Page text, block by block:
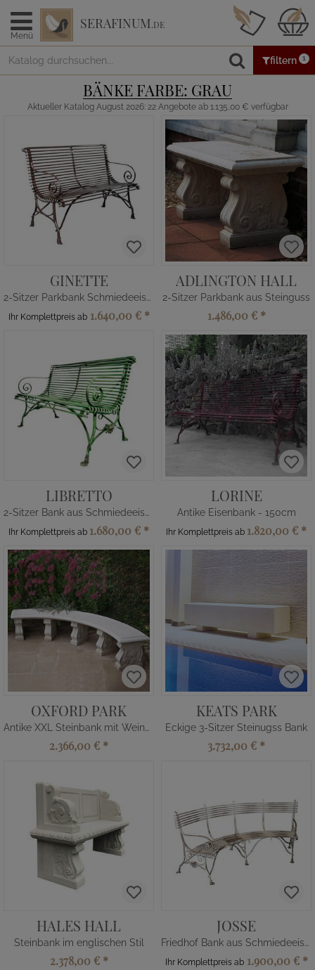
Menü
SERAFINUM.DE
filtern 1
BÄNKE FARBE: GRAU
Aktueller Katalog August 2026: 22 Angebote ab 1.135,00 € verfügbar
GINETTE
2-Sitzer Parkbank Schmiedeeisen
Ihr Komplettpreis ab 1.640,00 € *
ADLINGTON HALL
2-Sitzer Parkbank aus Steinguss
1.486,00 € *
LIBRETTO
2-Sitzer Bank aus Schmiedeeisen
Ihr Komplettpreis ab 1.680,00 € *
LORINE
Antike Eisenbank - 150cm
Ihr Komplettpreis ab 1.820,00 € *
OXFORD PARK
Antike XXL Steinbank mit Weinmotiv
2.366,00 € *
KEATS PARK
Eckige 3-Sitzer Steinugss Bank
3.732,00 € *
HALES HALL
Steinbank im englischen Stil
2.378,00 € *
JOSSE
Friedhof Bank aus Schmiedeeisen
Ihr Komplettpreis ab 1.900,00 € *